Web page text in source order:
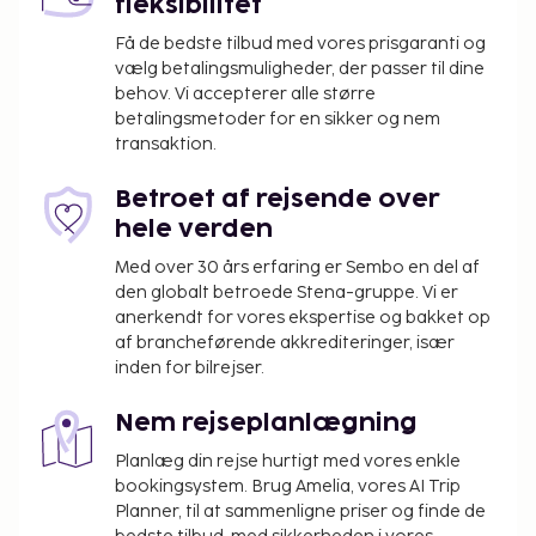
kan nyde godt af rekreative faciliteter, såsom en
sæsonbestemt udendørs pool. Besøg
baren/loungen eller baren ved poolen, og slap af
med din yndlingsdrink. Følgende faciliteter lukkes
på sæsonbasis hvert år. De vil være lukkede fra den
30. september til den 1. maj:
Swimmingpool
Du vil blive bedt om at betale følgende på
overnatningsstedet. Gebyrer inkluderer muligvis
Depositum: EUR 300.00 pr. ophold
Der pålægges en byskat: 0.65 EUR pr. person pr.
år.
Rengøringsgebyr: 90 EUR pr. enhed pr. ophold
(varierer afhængigt af enheden)
Vi har medtaget alle gebyrer, som
fleksibilitet
Få de bedste tilbud med vores prisgaranti og
vælg betalingsmuligheder, der passer til dine
behov. Vi accepterer alle større
betalingsmetoder for en sikker og nem
transaktion.
Betroet af rejsende over
hele verden
Med over 30 års erfaring er Sembo en del af
den globalt betroede Stena-gruppe. Vi er
anerkendt for vores ekspertise og bakket op
af brancheførende akkrediteringer, især
inden for bilrejser.
Nem rejseplanlægning
Planlæg din rejse hurtigt med vores enkle
bookingsystem. Brug Amelia, vores AI Trip
Planner, til at sammenligne priser og finde de